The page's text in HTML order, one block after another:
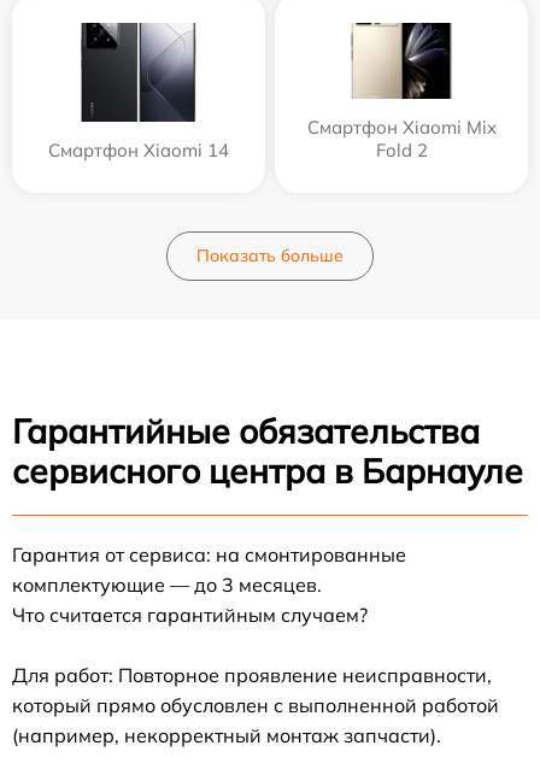
Смартфон Xiaomi 14
Смартфон Xiaomi Mix
Fold 2
Показать больше
Гарантийные обязательства
сервисного центра в Барнауле
Гарантия от сервиса: на смонтированные
комплектующие — до 3 месяцев.
Что считается гарантийным случаем?
Для работ: Повторное проявление неисправности,
который прямо обусловлен с выполненной работой
(например, некорректный монтаж запчасти).